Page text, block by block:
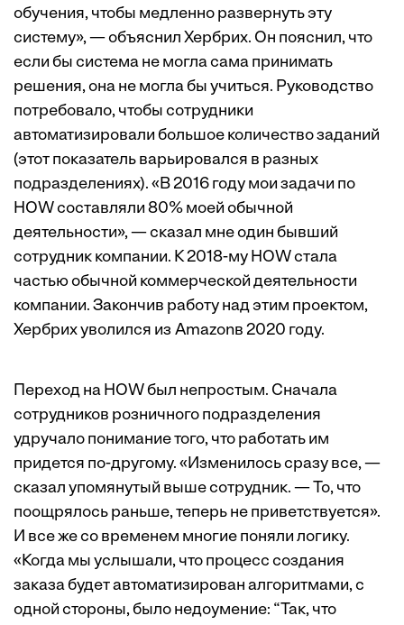
обучения, чтобы медленно развернуть эту
систему», — объяснил Хербрих. Он пояснил, что
если бы система не могла сама принимать
решения, она не могла бы учиться. Руководство
потребовало, чтобы сотрудники
автоматизировали большое количество заданий
(этот показатель варьировался в разных
подразделениях). «В 2016 году мои задачи по
HOW составляли 80% моей обычной
деятельности», — сказал мне один бывший
сотрудник компании. К 2018-му HOW стала
частью обычной коммерческой деятельности
компании. Закончив работу над этим проектом,
Хербрих уволился из Amazonв 2020 году.
Переход на HOW был непростым. Сначала
сотрудников розничного подразделения
удручало понимание того, что работать им
придется по-другому. «Изменилось сразу все, —
сказал упомянутый выше сотрудник. — То, что
поощрялось раньше, теперь не приветствуется».
И все же со временем многие поняли логику.
«Когда мы услышали, что процесс создания
заказа будет автоматизирован алгоритмами, с
одной стороны, было недоумение: “Так, что